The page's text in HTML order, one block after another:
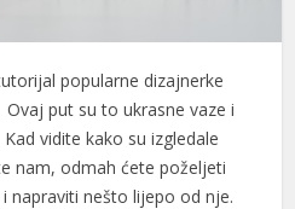
popularne dizajnerke
put su to ukrasne vaze i
vidite kako su izgledale
nam, odmah ćete poželjeti
napraviti nešto lijepo od nje.